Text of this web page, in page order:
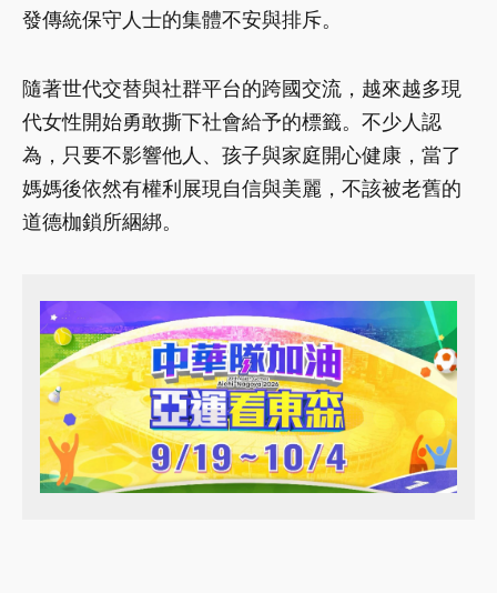
發傳統保守人士的集體不安與排斥。
隨著世代交替與社群平台的跨國交流，越來越多現
代女性開始勇敢撕下社會給予的標籤。不少人認
為，只要不影響他人、孩子與家庭開心健康，當了
媽媽後依然有權利展現自信與美麗，不該被老舊的
道德枷鎖所綑綁。